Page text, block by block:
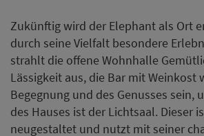
Zukünftig wird der Elephant als Ort
durch seine Vielfalt besondere
strahlt die offene Wohnhalle
Lässigkeit aus, die Bar mit Weinkost
Begegnung und des Genusses sein,
des Hauses ist der Lichtsaal. Dieser
neugestaltet und nutzt mit seiner